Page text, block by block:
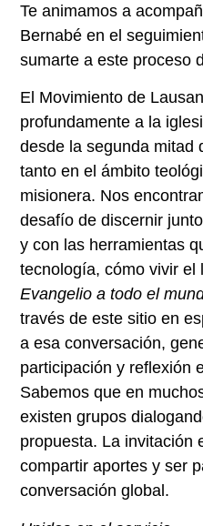
Te animamos a
Bernabé en el
sumarte a este proceso
El Movimiento de
profundamente a la
desde la segunda mitad
tanto en el ámbito
misionera. Nos
desafío de discernir
y con las herramientas
tecnología, cómo vivir
Evangelio a todo el
través de este sitio en
a esa conversación,
participación y reflexión
Sabemos que en
existen grupos
propuesta. La invitación
compartir aportes y ser
conversación global.